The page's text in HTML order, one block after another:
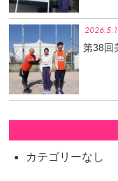
第38回
カテゴリーなし